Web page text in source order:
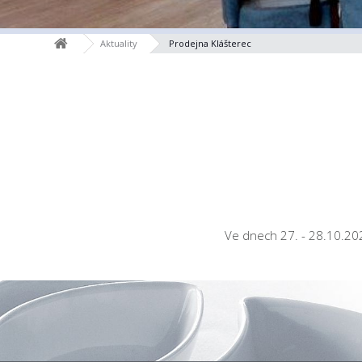
Aktuality Prodejna Klášterec
Ve dnech 27. -